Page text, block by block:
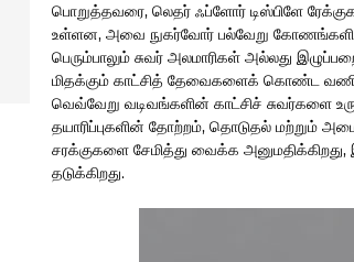
பொறுத்தவரை, லெதர் ஃப்ளோர் டிஸ்பிளே
உள்ளன, அவை நுகர்வோர் பல்வேறு கோணங்களில்
பெரும்பாலும் சுவர் அலமாரிகள் அல்லது
மிதக்கும் காட்சித் தேவைகளைக் கொண்ட
வெவ்வேறு வடிவங்களின் காட்சிச் சுவர்களை
தயாரிப்புகளின் தோற்றம், தொடுதல் மற்றும்
சரக்குகளை சேமித்து வைக்க
தடுக்கிறது.